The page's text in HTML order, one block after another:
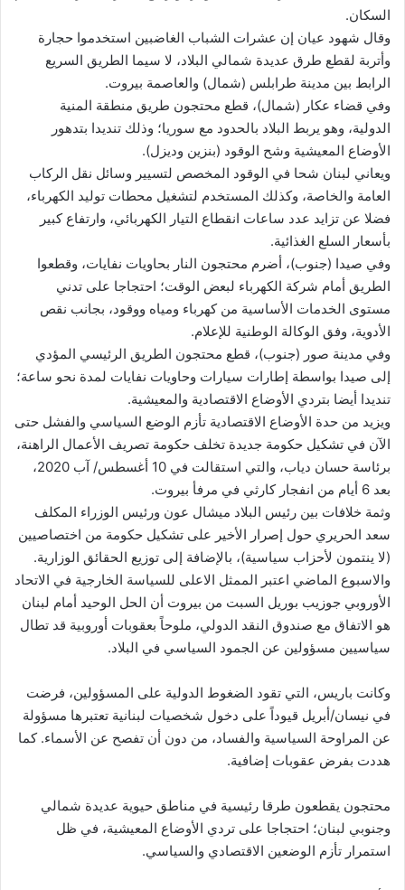
السكان.
وقال شهود عيان إن عشرات الشباب الغاضبين استخدموا حجارة
وأتربة لقطع طرق عديدة شمالي البلاد، لا سيما الطريق السريع
الرابط بين مدينة طرابلس (شمال) والعاصمة بيروت.
وفي قضاء عكار (شمال)، قطع محتجون طريق منطقة المنية
الدولية، وهو يربط البلاد بالحدود مع سوريا؛ وذلك تنديدا بتدهور
الأوضاع المعيشية وشح الوقود (بنزين وديزل).
ويعاني لبنان شحا في الوقود المخصص لتسيير وسائل نقل الركاب
العامة والخاصة، وكذلك المستخدم لتشغيل محطات توليد الكهرباء،
فضلا عن تزايد عدد ساعات انقطاع التيار الكهربائي، وارتفاع كبير
بأسعار السلع الغذائية.
وفي صيدا (جنوب)، أضرم محتجون النار بحاويات نفايات، وقطعوا
الطريق أمام شركة الكهرباء لبعض الوقت؛ احتجاجا على تدني
مستوى الخدمات الأساسية من كهرباء ومياه ووقود، بجانب نقص
الأدوية، وفق الوكالة الوطنية للإعلام.
وفي مدينة صور (جنوب)، قطع محتجون الطريق الرئيسي المؤدي
إلى صيدا بواسطة إطارات سيارات وحاويات نفايات لمدة نحو ساعة؛
تنديدا أيضا بتردي الأوضاع الاقتصادية والمعيشية.
ويزيد من حدة الأوضاع الاقتصادية تأزم الوضع السياسي والفشل حتى
الآن في تشكيل حكومة جديدة تخلف حكومة تصريف الأعمال الراهنة،
برئاسة حسان دياب، والتي استقالت في 10 أغسطس/ آب 2020،
بعد 6 أيام من انفجار كارثي في مرفأ بيروت.
وثمة خلافات بين رئيس البلاد ميشال عون ورئيس الوزراء المكلف
سعد الحريري حول إصرار الأخير على تشكيل حكومة من اختصاصيين
(لا ينتمون لأحزاب سياسية)، بالإضافة إلى توزيع الحقائق الوزارية.
والاسبوع الماضي اعتبر الممثل الاعلى للسياسة الخارجية في الاتحاد
الأوروبي جوزيب بوريل السبت من بيروت أن الحل الوحيد أمام لبنان
هو الاتفاق مع صندوق النقد الدولي، ملوحاً بعقوبات أوروبية قد تطال
سياسيين مسؤولين عن الجمود السياسي في البلاد.
وكانت باريس، التي تقود الضغوط الدولية على المسؤولين، فرضت
في نيسان/أبريل قيوداً على دخول شخصيات لبنانية تعتبرها مسؤولة
عن المراوحة السياسية والفساد، من دون أن تفصح عن الأسماء. كما
هددت بفرض عقوبات إضافية.
محتجون يقطعون طرقا رئيسية في مناطق حيوية عديدة شمالي
وجنوبي لبنان؛ احتجاجا على تردي الأوضاع المعيشية، في ظل
استمرار تأزم الوضعين الاقتصادي والسياسي.